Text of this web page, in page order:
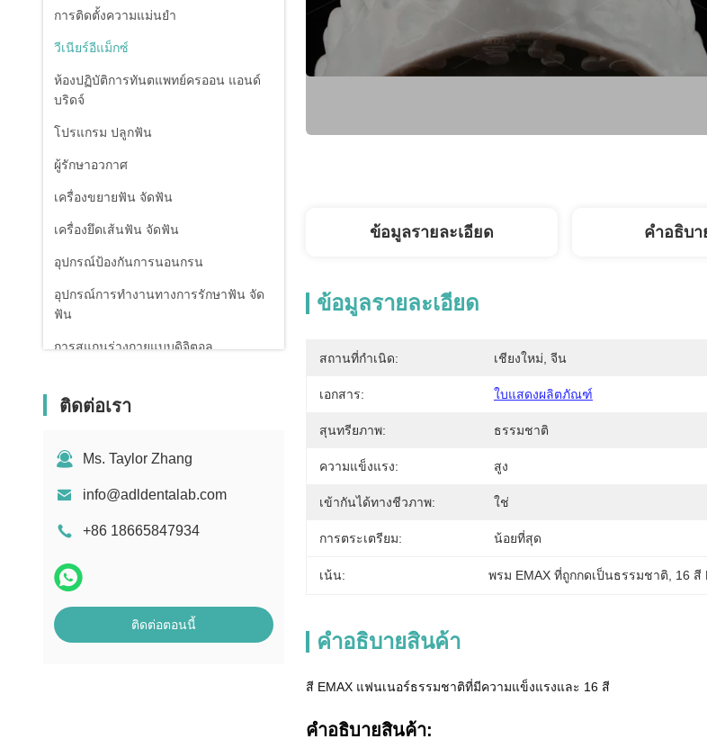
การติดตั้งความแม่นยํา
วีเนียร์อีแม็กซ์
ห้องปฏิบัติการทันตแพทย์ครออน แอนด์
บริดจ์
โปรแกรม ปลูกฟัน
ผู้รักษาอวกาศ
เครื่องขยายฟัน จัดฟัน
เครื่องยึดเส้นฟัน จัดฟัน
อุปกรณ์ป้องกันการนอนกรน
อุปกรณ์การทํางานทางการรักษาฟัน จัด
ฟัน
การสแกนร่างกายแบบดิจิตอล
ติดต่อเรา
Ms. Taylor Zhang
info@adldentalab.com
+86 18665847934
ติดต่อตอนนี้
ข้อมูลรายละเอียด คําอธิบ
ข้อมูลรายละเอียด
สถานที่กำเนิด: เชียงใหม่, จีน
เอกสาร: ใบแสดงผลิตภัณฑ์
สุนทรียภาพ: ธรรมชาติ
ความแข็งแรง: สูง
เข้ากันได้ทางชีวภาพ: ใช่
การตระเตรียม: น้อยที่สุด
เน้น: พรม EMAX ที่ถูกกดเป็นธรรมชาติ 16 สี
คําอธิบายสินค้า
สี EMAX แฟนเนอร์ธรรมชาติที่มีความแข็งแรงและ 16 สี
คําอธิบายสินค้า: